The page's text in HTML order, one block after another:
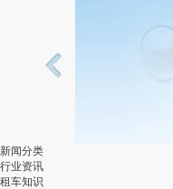
新闻分类
行业资讯
租车知识